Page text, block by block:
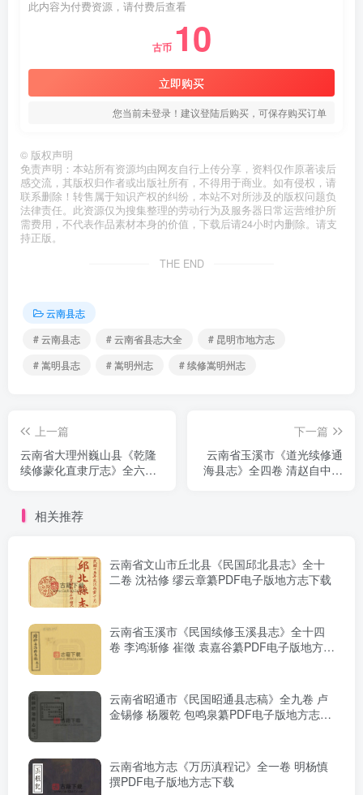
此内容为付费资源，请付费后查看
古币 10
立即购买
您当前未登录！建议登陆后购买，可保存购买订单
© 版权声明
免责声明：本站所有资源均由网友自行上传分享，资料仅作原著读后
感交流，其版权归作者或出版社所有，不得用于商业。如有侵权，请
联系删除！转售属于知识产权的纠纷，本站不对所涉及的版权问题负
法律责任。此资源仅为搜集整理的劳动行为及服务器日常运营维护所
需费用，不代表作品素材本身的价值，下载后请24小时内删除。请支
持正版。
THE END
云南县志
# 云南县志
# 云南省县志大全
# 昆明市地方志
# 嵩明县志
# 嵩明州志 # 续修嵩明州志
上一篇
云南省大理州巍山县《乾隆
续修蒙化直隶厅志》全六卷
下一篇
云南省玉溪市《道光续修通
海县志》全四卷 清赵自中纂
相关推荐
云南省文山市丘北县《民国邱北县志》全十
二卷 沈祜修 缪云章纂PDF电子版地方志下载
云南省玉溪市《民国续修玉溪县志》全十四
卷 李鸿渐修 崔徵 袁嘉谷纂PDF电子版地方志
云南省昭通市《民国昭通县志稿》全九卷 卢
金锡修 杨履乾 包鸣泉纂PDF电子版地方志下
云南省地方志《万历滇程记》全一卷 明杨慎
撰PDF电子版地方志下载